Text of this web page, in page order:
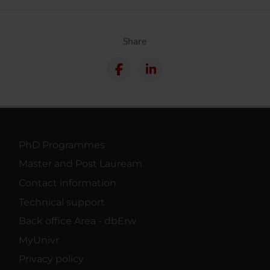
Share
PhD Programmes
Master and Post Lauream
Contact information
Technical support
Back office Area - dbErw
MyUnivr
Privacy policy